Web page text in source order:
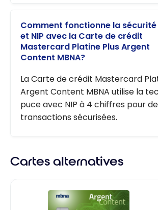
Comment fonctionne la
et NIP avec la Carte de crédit
Mastercard Platine Plus Argent
Content MBNA?
La Carte de crédit Mastercard
Argent Content MBNA utilise la
puce avec NIP à 4 chiffres pour
transactions sécurisées.
Cartes alternatives